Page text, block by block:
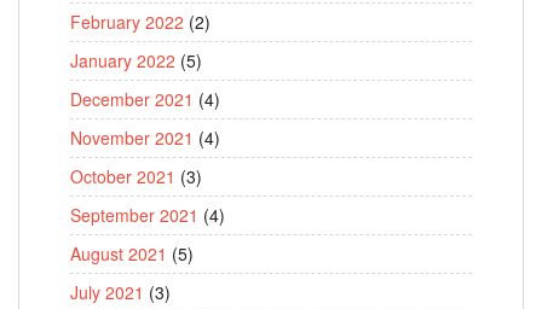
February 2022 (2)
January 2022 (5)
December 2021 (4)
November 2021 (4)
October 2021 (3)
September 2021 (4)
August 2021 (5)
July 2021 (3)